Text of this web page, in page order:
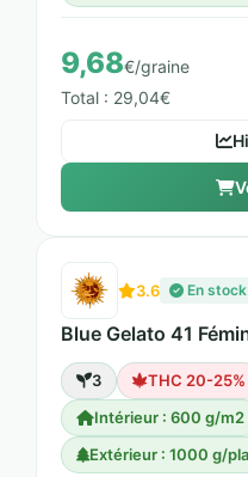
9,68€/graine
Total : 29,04€
3.6 En stock
Blue Gelato 41
3 THC 20-25%
Intérieur : 600 g/m2
Extérieur : 1000 g/